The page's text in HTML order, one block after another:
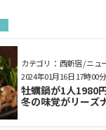
カテゴリ： 西新宿 / ニュ
牡蠣鍋が1人1980
冬の味覚がリーズ
2024年01月16日 17時00分